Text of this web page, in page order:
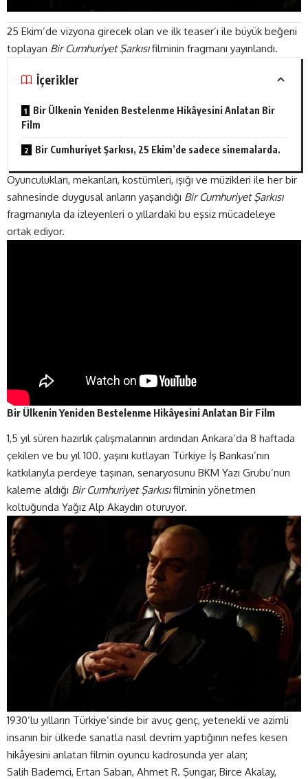
25 Ekim’de vizyona girecek olan ve ilk teaser’ı ile büyük beğeni
toplayan Bir Cumhuriyet Şarkısıfilminin fragmanı yayınlandı.
İçerikler
Bir Ülkenin Yeniden Bestelenme Hikâyesini Anlatan Bir
Film
Bir Cumhuriyet Şarkısı, 25 Ekim’de sadece sinemalarda.
Oyunculukları, mekanları, kostümleri, ışığı ve müzikleri ile her bir
sahnesinde duygusal anların yaşandığı Bir Cumhuriyet Şarkısı
fragmanıyla da izleyenleri o yıllardaki bu eşsiz mücadeleye
ortak ediyor.
Bir Ülkenin Yeniden Bestelenme Hikâyesini Anlatan Bir Film
1,5 yıl süren hazırlık çalışmalarının ardından Ankara’da 8 haftada
çekilen ve bu yıl 100. yaşını kutlayan Türkiye İş Bankası’nın
katkılarıyla perdeye taşınan, senaryosunu BKM Yazı Grubu’nun
kaleme aldığı Bir Cumhuriyet Şarkısıfilminin yönetmen
koltuğunda Yağız Alp Akaydın oturuyor.
1930’lu yılların Türkiye’sinde bir avuç genç, yetenekli ve azimli
insanın bir ülkede sanatla nasıl devrim yaptığının nefes kesen
hikâyesini anlatan filmin oyuncu kadrosunda yer alan;
Salih Bademci, Ertan Saban, Ahmet R. Şungar, Birce Akalay,